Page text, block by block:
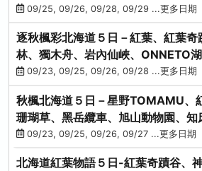
丑漢堡、洞爺花火
09/25, 09/26, 09/28, 09/29 ...更多日期
逐秋楓彩北海道５日－紅葉、紅葉
林、獨木舟、岩內仙峽、ONNETO
峠、豐平峽、螃蟹溫泉
09/23, 09/25, 09/26, 09/28 ...更多日期
秋楓北海道５日－星野TOMAMU、
珊瑚草、黑岳纜車、旭山動物園、知
和牛吃到飽
09/23, 09/25, 09/26, 09/27 ...更多日期
北海道紅葉物語５日-紅葉奇蹟谷、